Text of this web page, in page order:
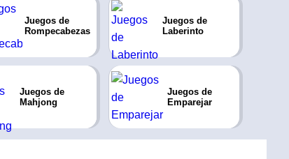
Juegos de
Rompecabezas
Juegos de
Laberinto
Juegos de
Mahjong
Juegos de
Emparejar